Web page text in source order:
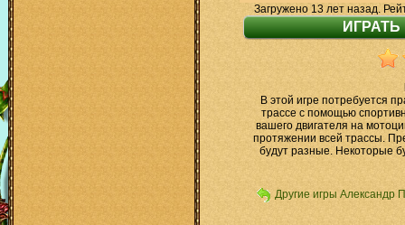
Загружено 13 лет назад.
В этой игре потребуется
трассе с помощью
вашего двигателя на
протяжении всей трассы.
будут разные. Некоторые
Другие игры Александр